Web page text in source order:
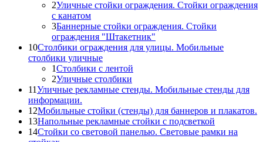
2Уличные стойки ограждения. Стойки ограждения
с канатом
3Баннерные стойки ограждения. Стойки
ограждения "Штакетник"
10Столбики ограждения для улицы. Мобильные
столбики уличные
1Столбики с лентой
2Уличные столбики
11Уличные рекламные стенды. Мобильные стенды для
информации.
12Мобильные стойки (стенды) для баннеров и плакатов.
13Напольные рекламные стойки с подсветкой
14Стойки со световой панелью. Световые рамки на